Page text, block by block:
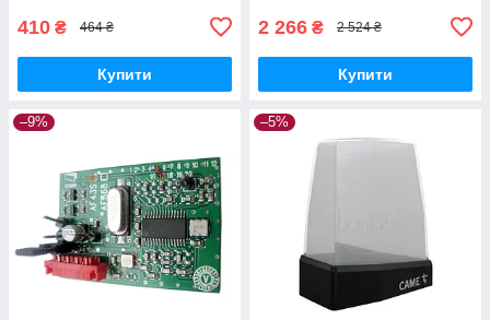
410 ₴ 464 ₴
Купити
2 266 ₴ 2 524 ₴
Купити
–9% –5%